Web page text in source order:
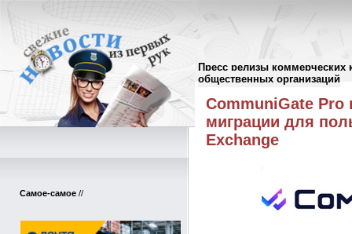
Пресс релизы коммерческих
общественных организаций
Самое-самое //
Пресс-релизы//
CommuniGate Pro
миграции для
Exchange